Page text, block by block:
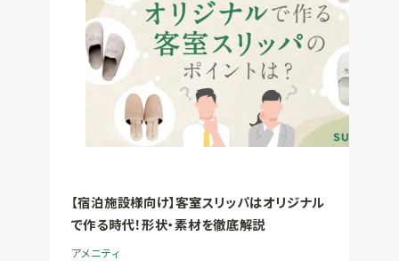
【宿泊施設様向け】客室スリッパはオリジナル
で作る時代！形状・素材を徹底解説
アメニティ